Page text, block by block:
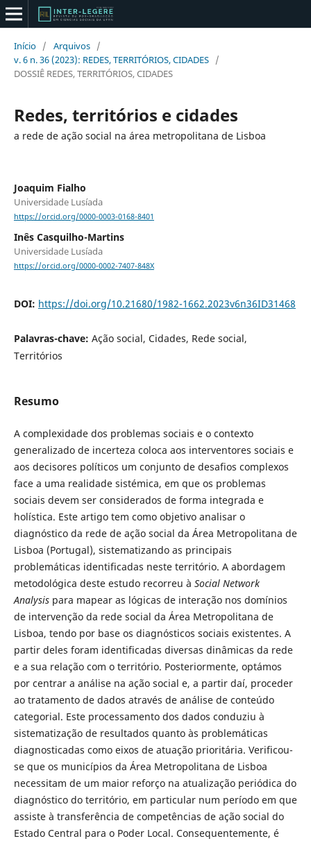
Início / Arquivos /
v. 6 n. 36 (2023): REDES, TERRITÓRIOS, CIDADES /
DOSSIÊ REDES, TERRITÓRIOS, CIDADES
Redes, territórios e cidades
a rede de ação social na área metropolitana de Lisboa
Joaquim Fialho
Universidade Lusíada
https://orcid.org/0000-0003-0168-8401
Inês Casquilho-Martins
Universidade Lusíada
https://orcid.org/0000-0002-7407-848X
DOI: https://doi.org/10.21680/1982-1662.2023v6n36ID31468
Palavras-chave: Ação social, Cidades, Rede social,
Territórios
Resumo
A complexidade dos problemas sociais e o contexto
generalizado de incerteza coloca aos interventores sociais e
aos decisores políticos um conjunto de desafios complexos
face a uma realidade sistémica, em que os problemas
sociais devem ser considerados de forma integrada e
holística. Este artigo tem como objetivo analisar o
diagnóstico da rede de ação social da Área Metropolitana de
Lisboa (Portugal), sistematizando as principais
problemáticas identificadas neste território. A abordagem
metodológica deste estudo recorreu à Social Network
Analysispara mapear as lógicas de interação nos domínios
de intervenção da rede social da Área Metropolitana de
Lisboa, tendo por base os diagnósticos sociais existentes. A
partir deles foram identificadas diversas dinâmicas da rede
e a sua relação com o território. Posteriormente, optámos
por centrar a análise na ação social e, a partir daí, proceder
ao tratamento de dados através de análise de conteúdo
categorial. Este processamento dos dados conduziu à
sistematização de resultados quanto às problemáticas
diagnosticadas como eixos de atuação prioritária. Verificou-
se que os municípios da Área Metropolitana de Lisboa
necessitam de um maior reforço na atualização periódica do
diagnóstico do território, em particular num período em que
assiste à transferência de competências de ação social do
Estado Central para o Poder Local. Consequentemente, é